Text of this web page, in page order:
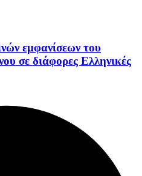
εμφανίσεων του
σε διάφορες Ελληνικές